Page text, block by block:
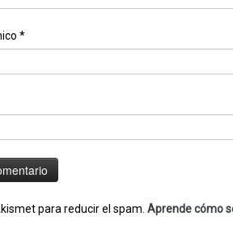
*
para reducir el spam. Aprende cómo